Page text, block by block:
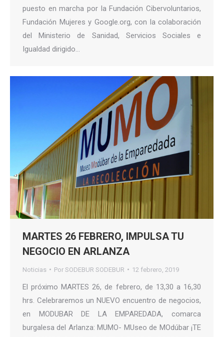
puesto en marcha por la Fundación Cibervoluntarios,
Fundación Mujeres y Google.org, con la colaboración
del Ministerio de Sanidad, Servicios Sociales e
Igualdad dirigido…
MARTES 26 FEBRERO, IMPULSA TU
NEGOCIO EN ARLANZA
Noticias Por SODEBUR SODEBUR 12 febrero, 2019
El próximo MARTES 26, de febrero, de 13,30 a 16,30
hrs. Celebraremos un NUEVO encuentro de negocios,
en MODUBAR DE LA EMPAREDADA, comarca
burgalesa del Arlanza: MUMO- MUseo de MOdúbar ¡TE